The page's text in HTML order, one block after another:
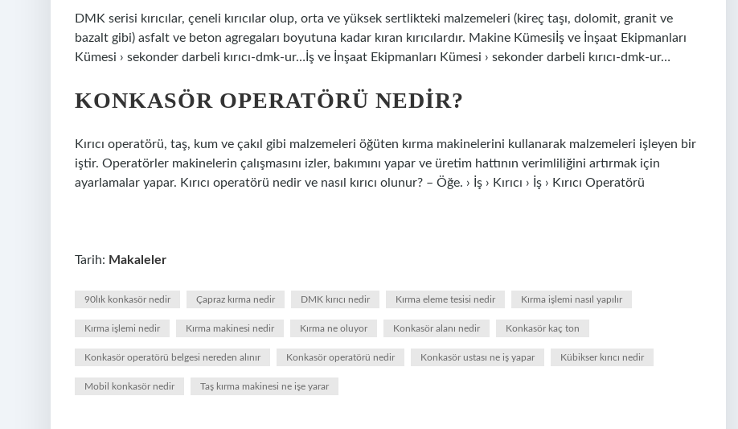
DMK serisi kırıcılar, çeneli kırıcılar olup, orta ve yüksek sertlikteki malzemeleri (kireç taşı, dolomit, granit ve
bazalt gibi) asfalt ve beton agregaları boyutuna kadar kıran kırıcılardır. Makine Kümesiİş ve İnşaat Ekipmanları
Kümesi › sekonder darbeli kırıcı-dmk-ur…İş ve İnşaat Ekipmanları Kümesi › sekonder darbeli kırıcı-dmk-ur…
KONKASÖR OPERATÖRÜ NEDIR?
Kırıcı operatörü, taş, kum ve çakıl gibi malzemeleri öğüten kırma makinelerini kullanarak malzemeleri işleyen bir
iştir. Operatörler makinelerin çalışmasını izler, bakımını yapar ve üretim hattının verimliliğini artırmak için
ayarlamalar yapar. Kırıcı operatörü nedir ve nasıl kırıcı olunur? – Öğe. › İş › Kırıcı › İş › Kırıcı Operatörü
Tarih: Makaleler
90lık konkasör nedir Çapraz kırma nedir DMK kırıcı nedir Kırma eleme tesisi nedir Kırma işlemi nasıl yapılır
Kırma işlemi nedir Kırma makinesi nedir Kırma ne oluyor Konkasör alanı nedir Konkasör kaç ton
Konkasör operatörü belgesi nereden alınır Konkasör operatörü nedir Konkasör ustası ne iş yapar Kübikser kırıcı nedir
Mobil konkasör nedir Taş kırma makinesi ne işe yarar